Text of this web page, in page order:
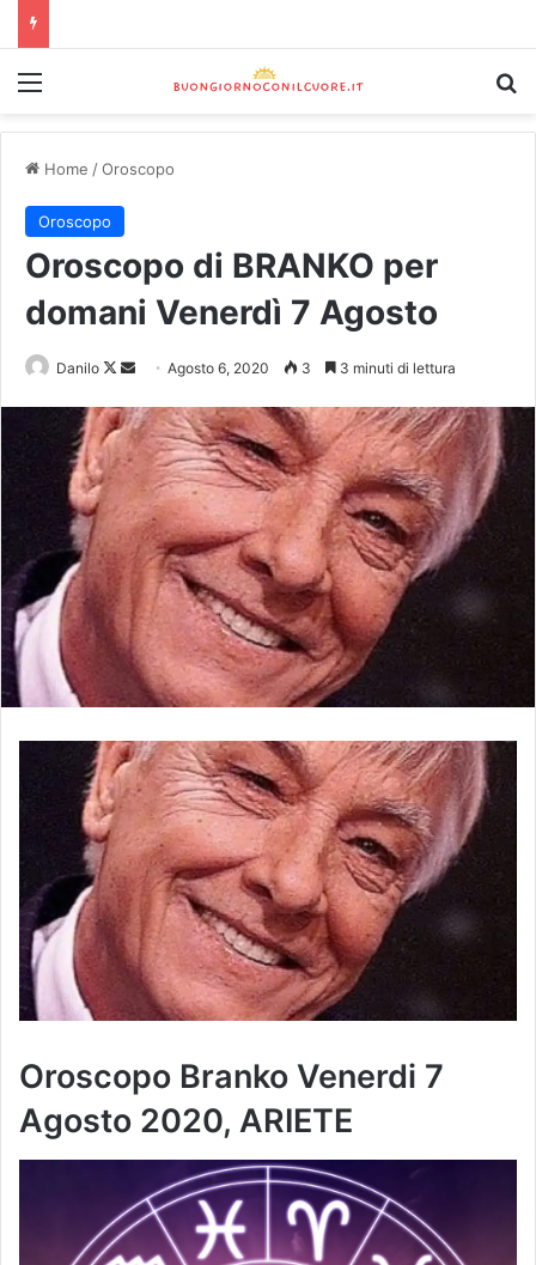
Home /Oroscopo
Oroscopo
Oroscopo di BRANKO per
domani Venerdì 7 Agosto
Danilo Agosto 6, 2020 3 3 minuti di lettura
Oroscopo Branko Venerdi 7
Agosto 2020, ARIETE